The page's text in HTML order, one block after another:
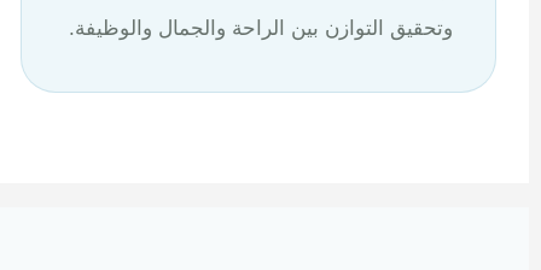
وتحقيق التوازن بين الراحة والجمال والوظيفة.